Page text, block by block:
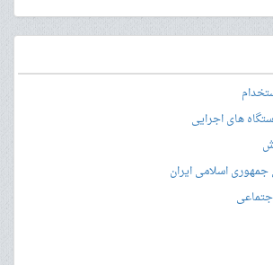
های اجرایی
اسلامی ایران